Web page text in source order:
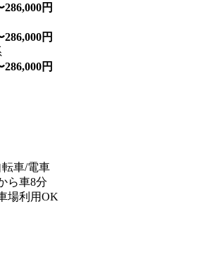
286,000円
286,000円
286,000円
車/電車
ら車8分
場利用OK